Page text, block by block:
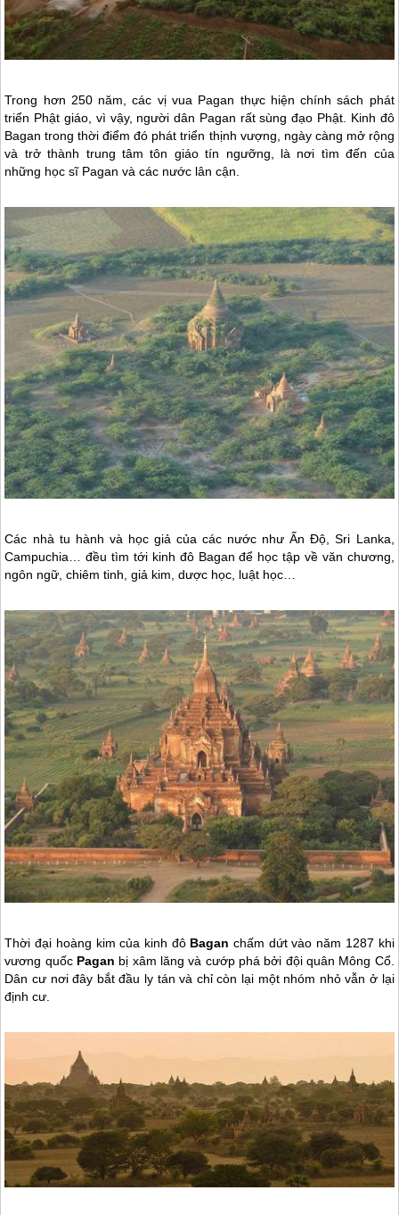
Trong hơn 250 năm, các vị vua Pagan thực hiện chính sách phát
triển Phật giáo, vì vậy, người dân Pagan rất sùng đạo Phật. Kinh đô
Bagan trong thời điểm đó phát triển thịnh vượng, ngày càng mở rộng
và trở thành trung tâm tôn giáo tín ngưỡng, là nơi tìm đến của
những học sĩ Pagan và các nước lân cận.
Các nhà tu hành và học giả của các nước như Ấn Độ, Sri Lanka,
Campuchia… đều tìm tới kinh đô Bagan để học tập về văn chương,
ngôn ngữ, chiêm tinh, giả kim, dược học, luật học…
Thời đại hoàng kim của kinh đô Bagan chấm dứt vào năm 1287 khi
vương quốcPagan bị xâm lăng và cướp phá bởi đội quân Mông Cổ.
Dân cư nơi đây bắt đầu ly tán và chỉ còn lại một nhóm nhỏ vẫn ở lại
định cư.